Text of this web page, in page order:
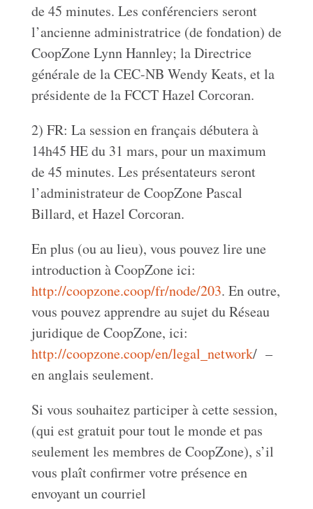
de 45 minutes. Les conférenciers seront
l’ancienne administratrice (de fondation) de
CoopZone Lynn Hannley; la Directrice
générale de la CEC-NB Wendy Keats, et la
présidente de la FCCT Hazel Corcoran.
2) FR: La session en français débutera à
14h45 HE du 31 mars, pour un maximum
de 45 minutes. Les présentateurs seront
l’administrateur de CoopZone Pascal
Billard, et Hazel Corcoran.
En plus (ou au lieu), vous pouvez lire une
introduction à CoopZone ici:
http://coopzone.coop/fr/node/203. En outre,
vous pouvez apprendre au sujet du Réseau
juridique de CoopZone, ici:
http://coopzone.coop/en/legal_network/ –
en anglais seulement.
Si vous souhaitez participer à cette session,
(qui est gratuit pour tout le monde et pas
seulement les membres de CoopZone), s’il
vous plaît confirmer votre présence en
envoyant un courriel